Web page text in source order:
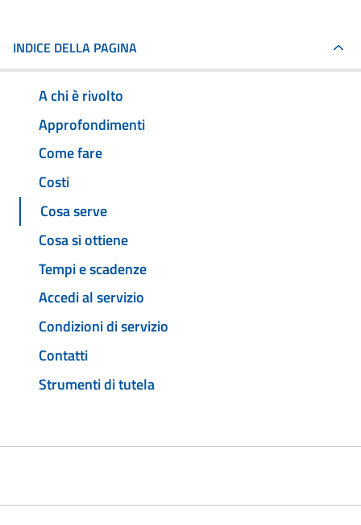
INDICE DELLA PAGINA
A chi è rivolto
Approfondimenti
Come fare
Costi
Cosa serve
Cosa si ottiene
Tempi e scadenze
Accedi al servizio
Condizioni di servizio
Contatti
Strumenti di tutela